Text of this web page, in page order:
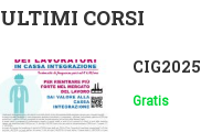
ULTIMI CORSI
CIG2025
Gratis